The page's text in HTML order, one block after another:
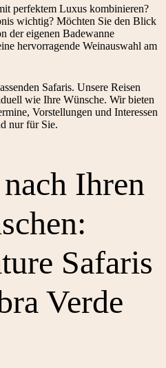
perfektem Luxus kombinieren?
wichtig? Möchten Sie den Blick
der eigenen Badewanne
hervorragende Weinauswahl am
Safaris. Unsere Reisen
wie Ihre Wünsche. Wir bieten
Vorstellungen und Interessen
nur für Sie.
Ihren
Safaris
Verde